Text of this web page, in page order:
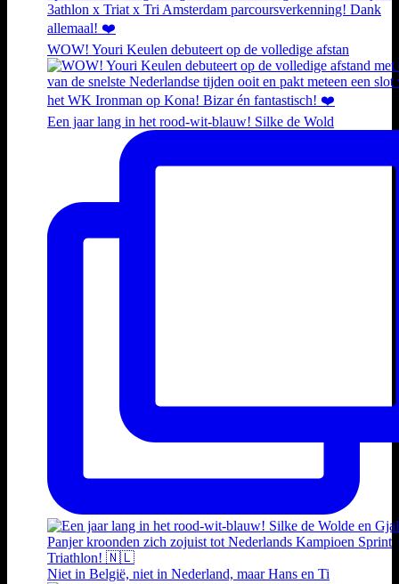
WOW! Youri Keulen debuteert op de volledige afstan
Een jaar lang in het rood-wit-blauw! Silke de Wold
Niet in België, niet in Nederland, maar Hans en Ti